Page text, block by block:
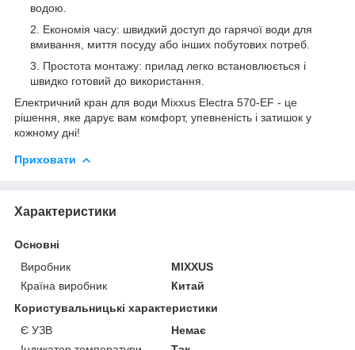
водою.
Економія часу: швидкий доступ до гарячої води для
вмивання, миття посуду або інших побутових потреб.
Простота монтажу: прилад легко встановлюється і
швидко готовий до використання.
Електричний кран для води Mixxus Electra 570-EF - це
рішення, яке дарує вам комфорт, упевненість і затишок у
кожному дні!
Приховати
Характеристики
Основні
Виробник
MIXXUS
Країна виробник
Китай
Користувальницькі характеристики
Є УЗВ
Немає